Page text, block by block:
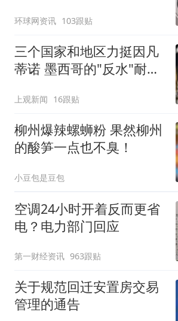
环球网资讯 103跟贴
三个国家和地区力挺因凡
蒂诺 墨西哥的"反水"耐人
上观新闻 16跟贴
柳州爆辣螺蛳粉 果然柳州
的酸笋一点也不臭！
小豆包是豆包
空调24小时开着反而更省
电？电力部门回应
第一财经资讯 963跟贴
关于规范回迁安置房交易
管理的通告